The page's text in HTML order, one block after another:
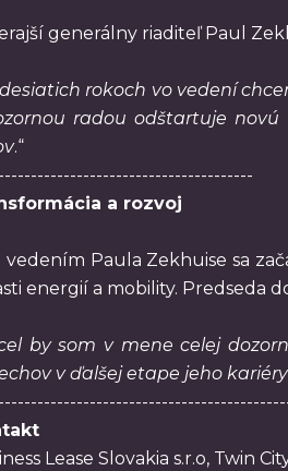
generálny riaditeľ Paul
rokoch vo vedení
radou odštartuje novú
.“
a rozvoj
vedením Paula Zekhuise sa
energií a mobility. Predseda
by som v mene celej
v ďalšej etape jeho kariéry
Lease Slovakia s.r.o, Twin